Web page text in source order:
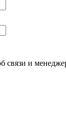
связи и